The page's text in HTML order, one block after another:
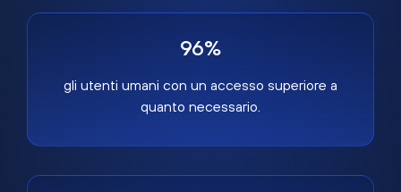
96%
gli utenti umani con un accesso superiore a
quanto necessario.